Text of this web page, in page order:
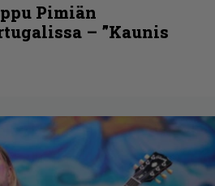
Pimiän
– ”Kaunis